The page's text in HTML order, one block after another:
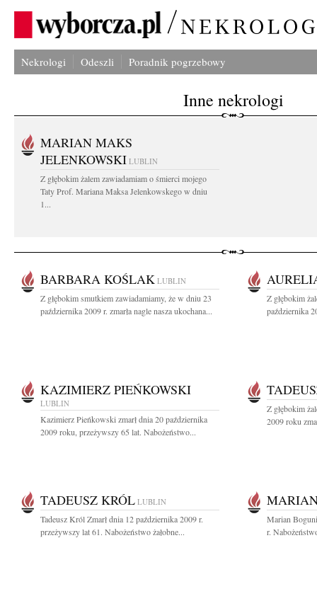
Nekrologi Odeszli Poradnik pogrzebowy
Inne nekrologi
MARIAN MAKS
JELENKOWSKI LUBLIN
Z głębokim żalem zawiadamiam o śmierci mojego
Taty Prof. Mariana Maksa Jelenkowskego w dniu
1...
BARBARA KOŚLAK LUBLIN
Z głębokim smutkiem zawiadamiamy, że w dniu 23
października 2009 r. zmarła nagle nasza ukochana...
Z głębokim
października
KAZIMIERZ PIEŃKOWSKI
LUBLIN
Kazimierz Pieńkowski zmarł dnia 20 października
2009 roku, przeżywszy 65 lat. Nabożeństwo...
Z głębokim
2009 roku
TADEUSZ KRÓL LUBLIN
Tadeusz Król Zmarł dnia 12 października 2009 r.
przeżywszy lat 61. Nabożeństwo żałobne...
Marian
r.